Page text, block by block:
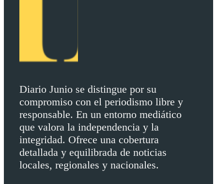
Diario Junio se distingue por su
compromiso con el periodismo libre y
responsable. En un entorno mediático
que valora la independencia y la
integridad. Ofrece una cobertura
detallada y equilibrada de noticias
locales, regionales y nacionales.